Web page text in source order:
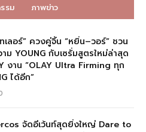
รม ภาพข่าว
เลอร์” ควงคู่จิ้น “หยิ่น–วอร์” ชวน
าม YOUNG กับเซรั่มสูตรใหม่ล่าสุด
งาน “OLAY Ultra Firming ทุก
ได้อีก”
จัดอีเว้นท์สุดยิ่งใหญ่ Dare to